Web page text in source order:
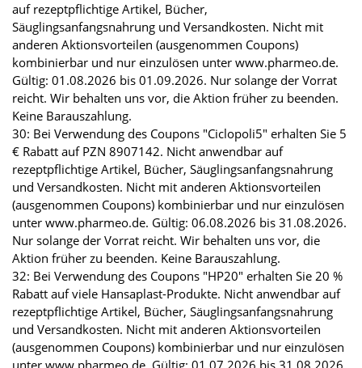
auf rezeptpflichtige Artikel, Bücher,
Säuglingsanfangsnahrung und Versandkosten. Nicht mit
anderen Aktionsvorteilen (ausgenommen Coupons)
kombinierbar und nur einzulösen unter www.pharmeo.de.
Gültig: 01.08.2026 bis 01.09.2026. Nur solange der Vorrat
reicht. Wir behalten uns vor, die Aktion früher zu beenden.
Keine Barauszahlung.
30: Bei Verwendung des Coupons "Ciclopoli5" erhalten Sie 5
€ Rabatt auf PZN 8907142. Nicht anwendbar auf
rezeptpflichtige Artikel, Bücher, Säuglingsanfangsnahrung
und Versandkosten. Nicht mit anderen Aktionsvorteilen
(ausgenommen Coupons) kombinierbar und nur einzulösen
unter www.pharmeo.de. Gültig: 06.08.2026 bis 31.08.2026.
Nur solange der Vorrat reicht. Wir behalten uns vor, die
Aktion früher zu beenden. Keine Barauszahlung.
32: Bei Verwendung des Coupons "HP20" erhalten Sie 20 %
Rabatt auf viele Hansaplast-Produkte. Nicht anwendbar auf
rezeptpflichtige Artikel, Bücher, Säuglingsanfangsnahrung
und Versandkosten. Nicht mit anderen Aktionsvorteilen
(ausgenommen Coupons) kombinierbar und nur einzulösen
unter www.pharmeo.de. Gültig: 01.07.2026 bis 31.08.2026.